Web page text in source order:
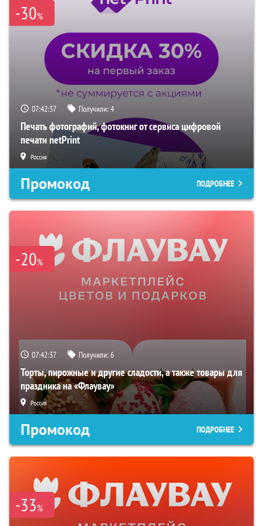
-30%
07:42:36 Получили:4
Печать фотографий, фотокниг от сервиса цифровой
печати netPrint
Россия
Промокод ПОДРОБНЕЕ
-20%
07:42:36 Получили:6
Торты, пирожные и другие сладости, а также товары для
праздника на «Флаувау»
Россия
Промокод ПОДРОБНЕЕ
-33%